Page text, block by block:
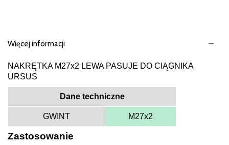
Więcej informacji
NAKRĘTKA M27x2 LEWA PASUJE DO CIĄGNIKA
URSUS
Dane techniczne
GWINT M27x2
Zastosowanie